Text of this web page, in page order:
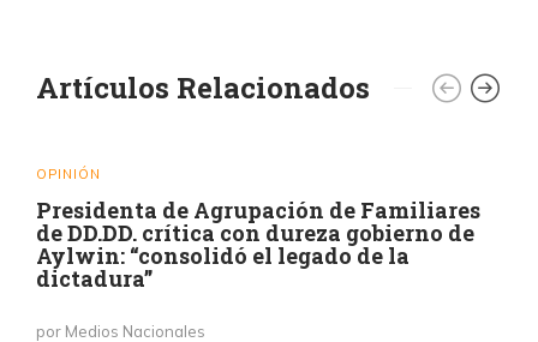
Artículos Relacionados
OPINIÓN
Presidenta de Agrupación de Familiares
de DD.DD. crítica con dureza gobierno de
Aylwin: “consolidó el legado de la
dictadura”
por Medios Nacionales